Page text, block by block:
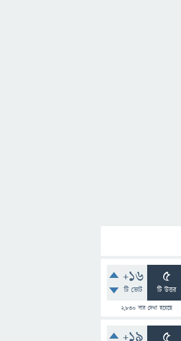
+16
টি ভোট
5
টি উত্তর
2,830 বার দেখা হয়েছে